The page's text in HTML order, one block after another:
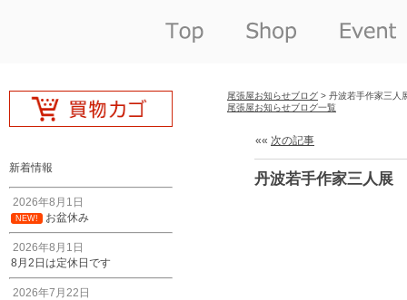
新着情報
2026年8月1日
NEW! お盆休み
2026年8月1日
8月2日は定休日です
2026年7月22日
尾張屋お知らせブログ > 丹波若手作家三人
尾張屋お知らせブログ一覧
«« 次の記事
丹波若手作家三人展